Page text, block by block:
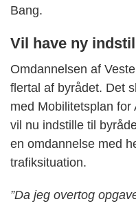
Bang.
Vil have ny
Omdannelsen af
flertal af byrådet. Det
med Mobilitetsplan for
vil nu indstille til
en omdannelse med
trafiksituation.
”Da jeg overtog